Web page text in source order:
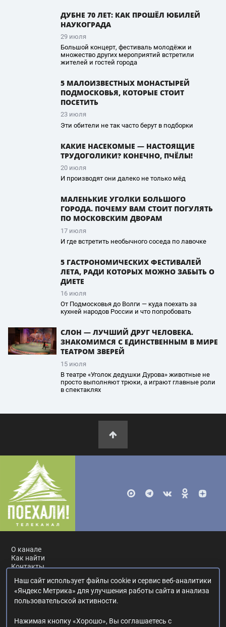
ДУБНЕ 70 ЛЕТ: КАК ПРОШЁЛ ЮБИЛЕЙ
НАУКОГРАДА
29 июля
Большой концерт, фестиваль молодёжи и
множество других мероприятий встретили
жителей и гостей города
5 МАЛОИЗВЕСТНЫХ МОНАСТЫРЕЙ
ПОДМОСКОВЬЯ, КОТОРЫЕ СТОИТ
ПОСЕТИТЬ
23 июля
Эти обители не так часто берут в подборки
КАКИЕ НАСЕКОМЫЕ — НАСТОЯЩИЕ
ТРУДОГОЛИКИ? КОНЕЧНО, ПЧЁЛЫ!
20 июля
И производят они далеко не только мёд
МАЛЕНЬКИЕ УГОЛКИ БОЛЬШОГО
ГОРОДА. ПОЧЕМУ ВАМ СТОИТ ПОГУЛЯТЬ
ПО МОСКОВСКИМ ДВОРАМ
17 июля
И где встретить необычного соседа по лавочке
5 ГАСТРОНОМИЧЕСКИХ ФЕСТИВАЛЕЙ
ЛЕТА, РАДИ КОТОРЫХ МОЖНО ЗАБЫТЬ О
ДИЕТЕ
16 июля
От Подмосковья до Волги — куда поехать за
кухней народов России и что попробовать
СЛОН — ЛУЧШИЙ ДРУГ ЧЕЛОВЕКА.
ЗНАКОМИМСЯ С ЕДИНСТВЕННЫМ В МИРЕ
ТЕАТРОМ ЗВЕРЕЙ
15 июля
В театре «Уголок дедушки Дурова» животные не
просто выполняют трюки, а играют главные роли
в спектаклях
О канале
Как найти
Контакты
Россия, Москва, ул. Ак. Королёва, 19.+7 495 617-55-80
Наш сайт использует файлы cookie и сервис веб-аналитики
«Яндекс Метрика» для улучшения работы сайта и анализа
пользовательской активности.
Нажимая кнопку «Хорошо», Вы соглашаетесь с